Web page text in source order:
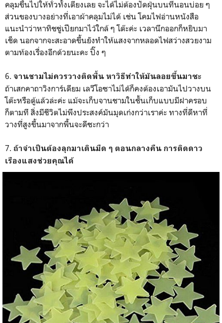
คลุมขึ้นไปให้ทั่วทั้งเตียงเลย จะได้ไม่ต้องปัดฝุ่นบนที่นอนบ่อย ๆ
ส่วนของบางอย่างที่เอาผ้าคลุมไม่ได้ เช่น โคมไฟอ่านหนังสือ
แนะนำว่าหาทิชชู่เปียกมาไว้ใกล้ ๆ โต๊ะค่ะ เวลานึกออกก็หยิบมา
เช็ด นอกจากจะสะอาดขึ้นยังทำให้แสงจากหลอดไฟสว่างสวยงาม
ตามท้องเรื่องอีกด้วยนะคะ ปิ๊ง ๆ
6. จานชามไม่ควรวางติดพื้น หาวิธีทำให้มันลอยขึ้นมาซะ
ถ้าเสกคาถาวิงการ์เดียม เลวีโอซาไม่ได้ก็คงต้องเอามันไปวางบน
โต๊ะหรือตู้แล้วล่ะค่ะ แม้จะเก็บจานชามในชั้นเก็บแบบมีฝาครอบ
ก็ตามที สิ่งมีชีวิตไม่พึงประสงค์มันมุดเก่งกว่าเราค่ะ ทางที่ดีหาที่
วางที่สูงขึ้นมาจากพื้นจะดีซะกว่า
7. ถ้าจำเป็นต้องลุกมาเดินมืด ๆ ตอนกลางคืน การติดดาว
เรืองแสงช่วยคุณได้